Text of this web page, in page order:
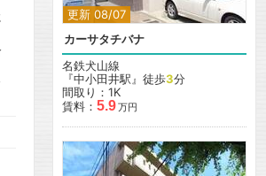
更新 08/07
カーサタチバナ
名鉄犬山線
『中小田井駅』徒歩3分
間取り：1K
賃料： 5.9万円